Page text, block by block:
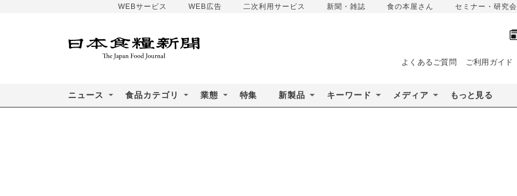
WEBサービス WEB広告 二次利用サービス 新聞・雑誌 食の本屋さん セミナー・研究会
よくあるご質問 ご利用ガイド
ニュース 食品カテゴリ 業態 特集 新製品 キーワード メディア もっと見る